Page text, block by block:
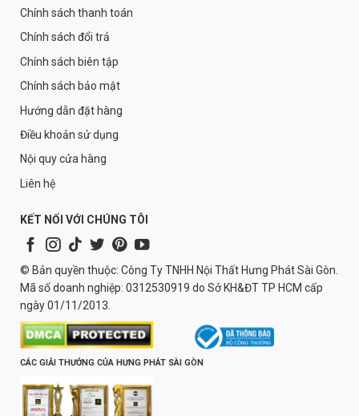
Chính sách thanh toán
Chính sách đổi trả
Chính sách biên tập
Chính sách bảo mật
Hướng dẫn đặt hàng
Điều khoản sử dụng
Nội quy cửa hàng
Liên hệ
KẾT NỐI VỚI CHÚNG TÔI
© Bản quyền thuộc: Công Ty TNHH Nội Thất Hưng Phát Sài Gòn.
Mã số doanh nghiệp: 0312530919 do Sở KH&ĐT TP HCM cấp
ngày 01/11/2013.
CÁC GIẢI THƯỞNG CỦA HƯNG PHÁT SÀI GÒN